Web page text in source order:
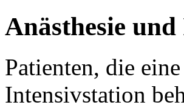
Anästhesie
Patienten, die
Intensivstation